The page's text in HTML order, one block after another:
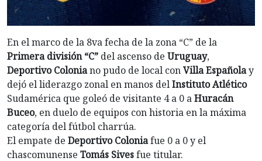
En el marco de la 8va fecha de la zona “C” de la
Primera división “C” del ascenso de Uruguay,
Deportivo Coloniano pudo de local conVilla Españolay
dejó el liderazgo zonal en manos delInstituto Atlético
Sudamérica que goleó de visitante 4 a 0 aHuracán
Buceo, en duelo de equipos con historia en la máxima
categoría del fútbol charrúa.
El empate de Deportivo Coloniafue 0 a 0 y el
chascomunense Tomás Sivesfue titular.